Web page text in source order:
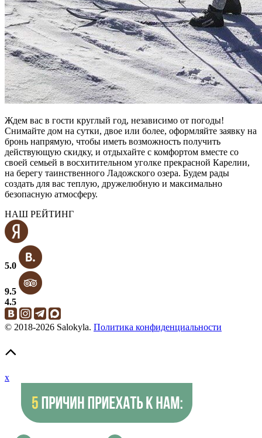
Ждем вас в гости круглый год, независимо от погоды!
Снимайте дом на сутки, двое или более, оформляйте заявку на
бронь напрямую, чтобы иметь возможность получить
действующую скидку, и отдыхайте с комфортом вместе со
своей семьей в восхитительном уголке прекрасной Карелии,
на берегу таинственного Ладожского озера. Будем рады
создать для вас теплую, дружелюбную и максимально
безопасную атмосферу.
НАШ РЕЙТИНГ
5.0
9.5
4.5
© 2018-2026 Salokyla. Политика конфиденциальности
x